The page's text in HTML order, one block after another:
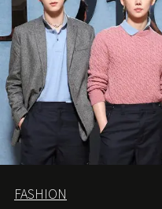
FASHION